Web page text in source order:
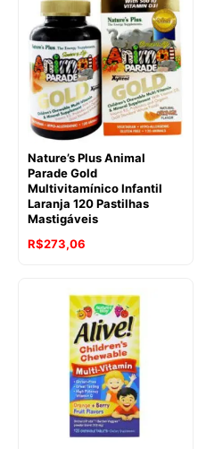
Nature’s Plus Animal
Parade Gold
Multivitamínico Infantil
Laranja 120 Pastilhas
Mastigáveis
R$273,06